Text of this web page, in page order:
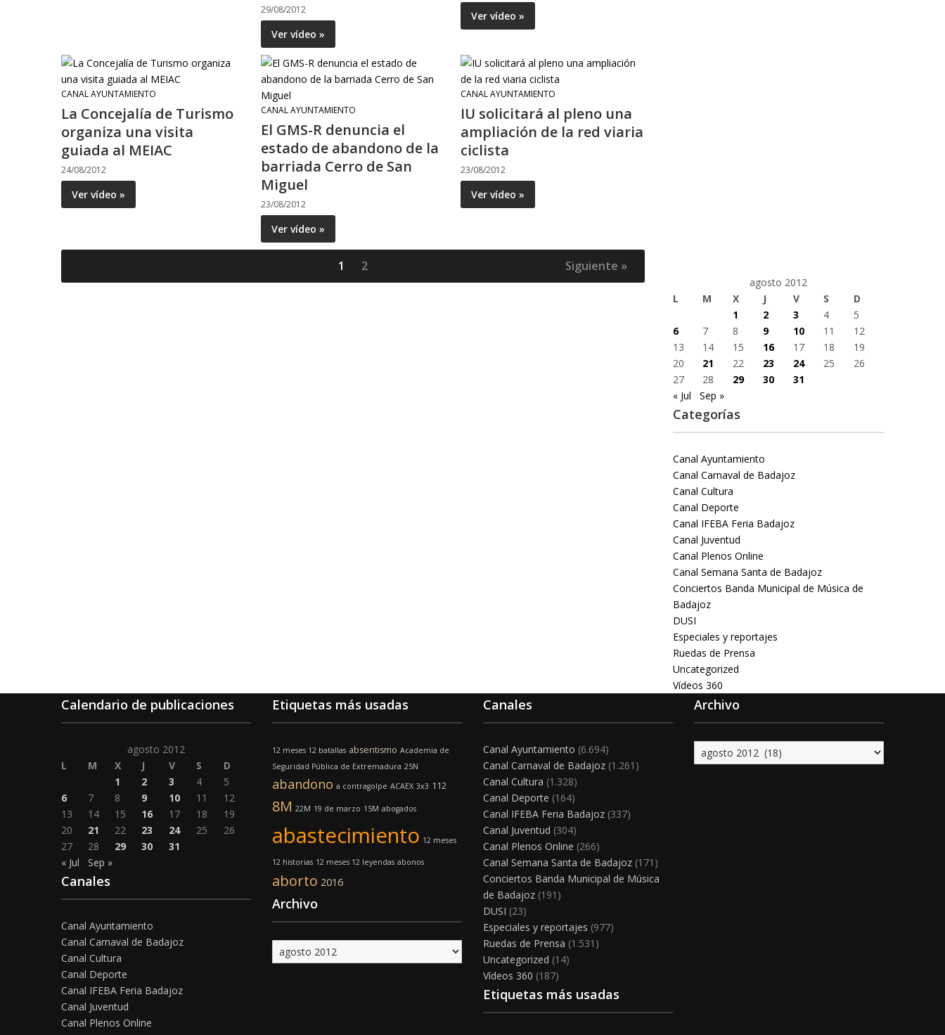
29/08/2012
Ver vídeo »
Ver vídeo »
CANAL AYUNTAMIENTO
La Concejalía de Turismo
organiza una visita
guiada al MEIAC
24/08/2012
Ver vídeo »
CANAL AYUNTAMIENTO
El GMS-R denuncia el
estado de abandono de la
barriada Cerro de San
Miguel
23/08/2012
Ver vídeo »
CANAL AYUNTAMIENTO
IU solicitará al pleno una
ampliación de la red viaria
ciclista
23/08/2012
Ver vídeo »
1 2 Siguiente »
agosto 2012
L
M X J V S
D
1
2 3 4
5
6
7 8 9 10 11
12
13
14 15 16 17 18
19
20
21 22 23 24 25
26
27
28 29 30
31
« Jul
Sep »
Categorías
Canal Ayuntamiento
Canal Carnaval de Badajoz
Canal Cultura
Canal Deporte
Canal IFEBA Feria Badajoz
Canal Juventud
Canal Plenos Online
Canal Semana Santa de Badajoz
Conciertos Banda Municipal de Música de
Badajoz
DUSI
Especiales y reportajes
Ruedas de Prensa
Uncategorized
Vídeos 360
Calendario de publicaciones
agosto 2012
L
M X J V S
D
1
2 3 4
5
6
7 8 9 10 11
12
13
14 15 16 17 18
19
20
21 22 23 24 25
26
27
28 29 30
31
« Jul
Sep »
Canales
Canal Ayuntamiento
Canal Carnaval de Badajoz
Canal Cultura
Canal Deporte
Canal IFEBA Feria Badajoz
Canal Juventud
Canal Plenos Online
Etiquetas más usadas
12 meses 12 batallas absentismo Academia de
Seguridad Pública de Extremadura 25N
abandono a contragolpe ACAEX 3x3 112
8M 22M 19 de marzo 15M abogados
abastecimiento 12 meses
12 historias 12 meses 12 leyendas abonos
aborto 2016
Archivo
Archivo
Canales
Canal Ayuntamiento (6.694)
Canal Carnaval de Badajoz (1.261)
Canal Cultura (1.328)
Canal Deporte (164)
Canal IFEBA Feria Badajoz (337)
Canal Juventud (304)
Canal Plenos Online (266)
Canal Semana Santa de Badajoz (171)
Conciertos Banda Municipal de Música
de Badajoz (191)
DUSI (23)
Especiales y reportajes (977)
Ruedas de Prensa (1.531)
Uncategorized (14)
Vídeos 360 (187)
Etiquetas más usadas
Archivo
Archivo